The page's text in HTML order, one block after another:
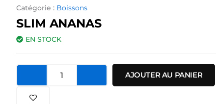
Catégorie : Boissons
SLIM ANANAS
EN STOCK
quantité
AJOUTER AU PANIER